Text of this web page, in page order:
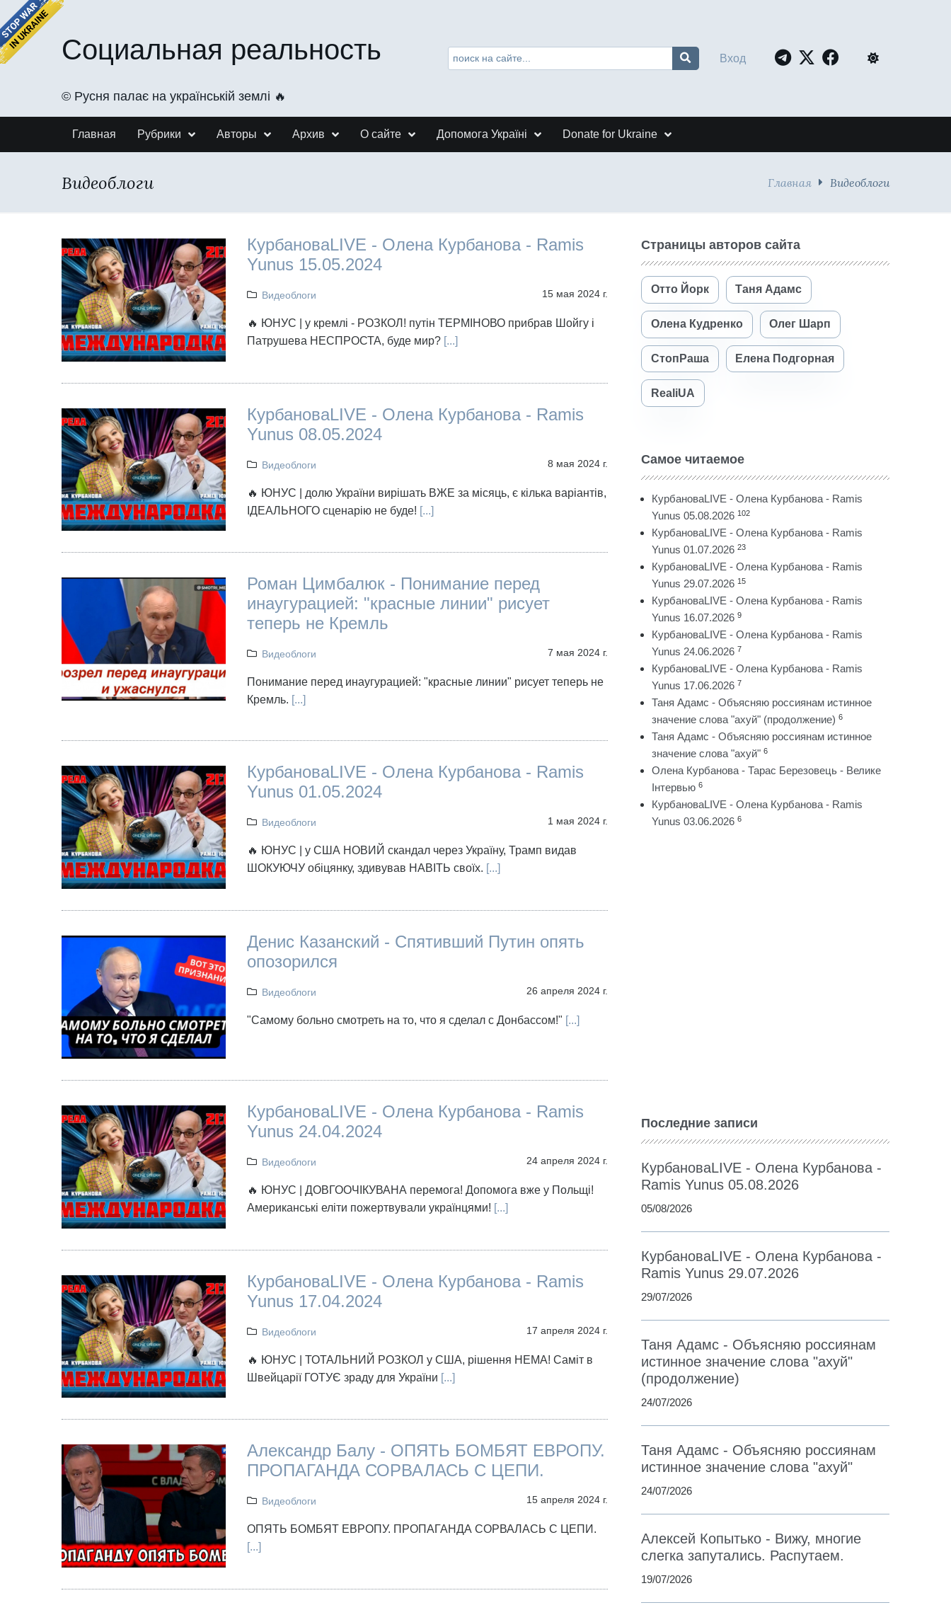
Социальная реальность
©️ Русня палає на українській землі 🔥
Вход
Главная Рубрики Авторы Архив О сайте Допомога Україні Donate for Ukraine
Видеоблоги Главная Видеоблоги
КурбановаLIVE - Олена Курбанова - Ramis
Yunus 15.05.2024
Видеоблоги 15 мая 2024 г.
🔥 ЮНУС | у кремлі - РОЗКОЛ! путін ТЕРМІНОВО прибрав Шойгу і
Патрушева НЕСПРОСТА, буде мир?[...]
КурбановаLIVE - Олена Курбанова - Ramis
Yunus 08.05.2024
Видеоблоги 8 мая 2024 г.
🔥 ЮНУС | долю України вирішать ВЖЕ за місяць, є кілька варіантів,
ІДЕАЛЬНОГО сценарію не буде! [...]
Роман Цимбалюк - Понимание перед
инаугурацией: "красные линии" рисует
теперь не Кремль
Видеоблоги 7 мая 2024 г.
Понимание перед инаугурацией: "красные линии" рисует теперь не
Кремль. [...]
КурбановаLIVE - Олена Курбанова - Ramis
Yunus 01.05.2024
Видеоблоги 1 мая 2024 г.
🔥 ЮНУС | у США НОВИЙ скандал через Україну, Трамп видав
ШОКУЮЧУ обіцянку, здивував НАВІТЬ своїх. [...]
Денис Казанский - Спятивший Путин опять
опозорился
Видеоблоги 26 апреля 2024 г.
"Самому больно смотреть на то, что я сделал с Донбассом!" [...]
КурбановаLIVE - Олена Курбанова - Ramis
Yunus 24.04.2024
Видеоблоги 24 апреля 2024 г.
🔥 ЮНУС | ДОВГООЧІКУВАНА перемога! Допомога вже у Польщі!
Американські еліти пожертвували українцями! [...]
КурбановаLIVE - Олена Курбанова - Ramis
Yunus 17.04.2024
Видеоблоги 17 апреля 2024 г.
🔥 ЮНУС | ТОТАЛЬНИЙ РОЗКОЛ у США, рішення НЕМА! Саміт в
Швейцарії ГОТУЄ зраду для України [...]
Александр Балу - ОПЯТЬ БОМБЯТ ЕВРОПУ.
ПРОПАГАНДА СОРВАЛАСЬ С ЦЕПИ.
Видеоблоги 15 апреля 2024 г.
ОПЯТЬ БОМБЯТ ЕВРОПУ. ПРОПАГАНДА СОРВАЛАСЬ С ЦЕПИ.
[...]
Страницы авторов сайта
Отто Йорк Таня Адамс
Олена Кудренко Олег Шарп
СтопРаша Елена Подгорная
RealiUA
Самое читаемое
КурбановаLIVE - Олена Курбанова - Ramis
Yunus 05.08.2026 102
КурбановаLIVE - Олена Курбанова - Ramis
Yunus 01.07.2026 23
КурбановаLIVE - Олена Курбанова - Ramis
Yunus 29.07.2026 15
КурбановаLIVE - Олена Курбанова - Ramis
Yunus 16.07.2026 9
КурбановаLIVE - Олена Курбанова - Ramis
Yunus 24.06.2026 7
КурбановаLIVE - Олена Курбанова - Ramis
Yunus 17.06.2026 7
Таня Адамс - Объясняю россиянам истинное
значение слова "ахуй" (продолжение) 6
Таня Адамс - Объясняю россиянам истинное
значение слова "ахуй" 6
Олена Курбанова - Тарас Березовець - Велике
Інтервью 6
КурбановаLIVE - Олена Курбанова - Ramis
Yunus 03.06.2026 6
Последние записи
КурбановаLIVE - Олена Курбанова -
Ramis Yunus 05.08.2026
05/08/2026
КурбановаLIVE - Олена Курбанова -
Ramis Yunus 29.07.2026
29/07/2026
Таня Адамс - Объясняю россиянам
истинное значение слова "ахуй"
(продолжение)
24/07/2026
Таня Адамс - Объясняю россиянам
истинное значение слова "ахуй"
24/07/2026
Алексей Копытько - Вижу, многие
слегка запутались. Распутаем.
19/07/2026